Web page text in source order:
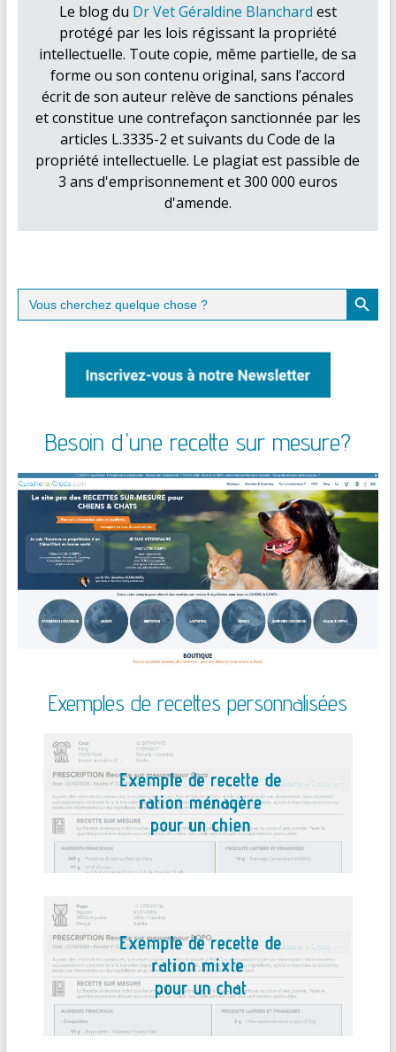
Le blog du Dr Vet Géraldine Blanchard est
protégé par les lois régissant la propriété
intellectuelle. Toute copie, même partielle, de sa
forme ou son contenu original, sans l’accord
écrit de son auteur relève de sanctions pénales
et constitue une contrefaçon sanctionnée par les
articles L.3335-2 et suivants du Code de la
propriété intellectuelle. Le plagiat est passible de
3 ans d'emprisonnement et 300 000 euros
d'amende.
Search
for:
Search Button
Besoin d'une recette sur mesure?
Exemples de recettes personnalisées